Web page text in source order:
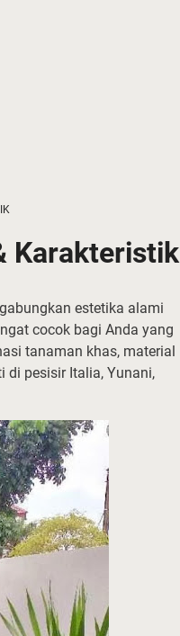
Karakteristik
estetika alami
cocok bagi Anda yang
tanaman khas, material
di pesisir Italia, Yunani,